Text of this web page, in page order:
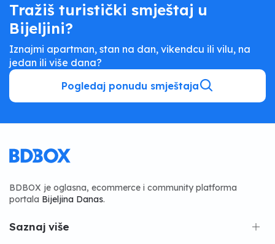
Tražiš turistički smještaj u
Bijeljini?
Iznajmi apartman, stan na dan, vikendcu ili vilu, na
jedan ili više dana?
Pogledaj ponudu smještaja
BDBOX je oglasna, ecommerce i community platforma
portala Bijeljina Danas.
Saznaj više